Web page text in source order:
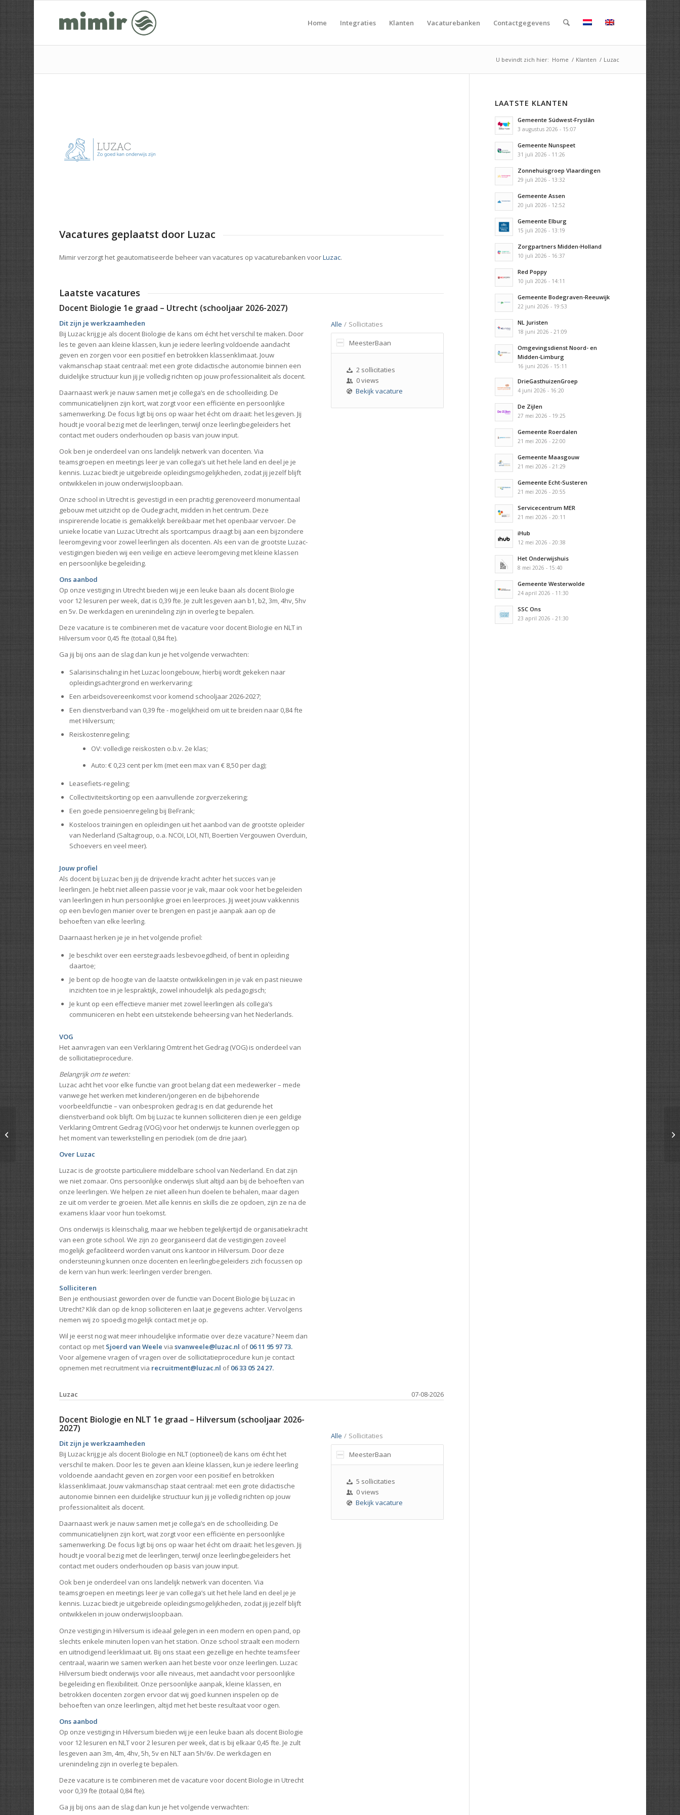
Home Integraties Klanten Vacaturebanken Contactgegevens
U bevindt zich hier: Home / Klanten / Luzac
Vacatures geplaatst door Luzac
Mimir verzorgt het geautomatiseerde beheer van vacatures op vacaturebanken voorLuzac.
Laatste vacatures
Docent Biologie 1e graad – Utrecht (schooljaar 2026-2027)
Dit zijn je werkzaamheden
Bij Luzac krijg je als docent Biologie de kans om écht het verschil te maken. Door
les te geven aan kleine klassen, kun je iedere leerling voldoende aandacht
geven en zorgen voor een positief en betrokken klassenklimaat. Jouw
vakmanschap staat centraal: met een grote didactische autonomie binnen een
duidelijke structuur kun jij je volledig richten op jouw professionaliteit als docent.
Daarnaast werk je nauw samen met je collega’s en de schoolleiding. De
communicatielijnen zijn kort, wat zorgt voor een efficiënte en persoonlijke
samenwerking. De focus ligt bij ons op waar het écht om draait: het lesgeven. Jij
houdt je vooral bezig met de leerlingen, terwijl onze leerlingbegeleiders het
contact met ouders onderhouden op basis van jouw input.
Ook ben je onderdeel van ons landelijk netwerk van docenten. Via
teamsgroepen en meetings leer je van collega’s uit het hele land en deel je je
kennis. Luzac biedt je uitgebreide opleidingsmogelijkheden, zodat jij jezelf blijft
ontwikkelen in jouw onderwijsloopbaan.
Onze school in Utrecht is gevestigd in een prachtig gerenoveerd monumentaal
gebouw met uitzicht op de Oudegracht, midden in het centrum. Deze
inspirerende locatie is gemakkelijk bereikbaar met het openbaar vervoer. De
unieke locatie van Luzac Utrecht als sportcampus draagt bij aan een bijzondere
leeromgeving voor zowel leerlingen als docenten. Als een van de grootste Luzac-
vestigingen bieden wij een veilige en actieve leeromgeving met kleine klassen
en persoonlijke begeleiding.
Ons aanbod
Op onze vestiging in Utrecht bieden wij je een leuke baan als docent Biologie
voor 12 lesuren per week, dat is 0,39 fte. Je zult lesgeven aan b1, b2, 3m, 4hv, 5hv
en 5v. De werkdagen en urenindeling zijn in overleg te bepalen.
Deze vacature is te combineren met de vacature voor docent Biologie en NLT in
Hilversum voor 0,45 fte (totaal 0,84 fte).
Ga jij bij ons aan de slag dan kun je het volgende verwachten:
Salarisinschaling in het Luzac loongebouw, hierbij wordt gekeken naar
opleidingsachtergrond en werkervaring;
Een arbeidsovereenkomst voor komend schooljaar 2026-2027;
Een dienstverband van 0,39 fte - mogelijkheid om uit te breiden naar 0,84 fte
met Hilversum;
Reiskostenregeling;
OV: volledige reiskosten o.b.v. 2e klas;
Auto: € 0,23 cent per km (met een max van € 8,50 per dag);
Leasefiets-regeling;
Collectiviteitskorting op een aanvullende zorgverzekering;
Een goede pensioenregeling bij BeFrank;
Kosteloos trainingen en opleidingen uit het aanbod van de grootste opleider
van Nederland (Saltagroup, o.a. NCOI, LOI, NTI, Boertien Vergouwen Overduin,
Schoevers en veel meer).
Jouw profiel
Als docent bij Luzac ben jij de drijvende kracht achter het succes van je
leerlingen. Je hebt niet alleen passie voor je vak, maar ook voor het begeleiden
van leerlingen in hun persoonlijke groei en leerproces. Jij weet jouw vakkennis
op een bevlogen manier over te brengen en past je aanpak aan op de
behoeften van elke leerling.
Daarnaast herken je je in het volgende profiel:
Je beschikt over een eerstegraads lesbevoegdheid, of bent in opleiding
daartoe;
Je bent op de hoogte van de laatste ontwikkelingen in je vak en past nieuwe
inzichten toe in je lespraktijk, zowel inhoudelijk als pedagogisch;
Je kunt op een effectieve manier met zowel leerlingen als collega’s
communiceren en hebt een uitstekende beheersing van het Nederlands.
VOG
Het aanvragen van een Verklaring Omtrent het Gedrag (VOG) is onderdeel van
de sollicitatieprocedure.
Belangrijk om te weten:
Luzac acht het voor elke functie van groot belang dat een medewerker – mede
vanwege het werken met kinderen/jongeren en de bijbehorende
voorbeeldfunctie – van onbesproken gedrag is en dat gedurende het
dienstverband ook blijft. Om bij Luzac te kunnen solliciteren dien je een geldige
Verklaring Omtrent Gedrag (VOG) voor het onderwijs te kunnen overleggen op
het moment van tewerkstelling en periodiek (om de drie jaar).
Over Luzac
Luzac is de grootste particuliere middelbare school van Nederland. En dat zijn
we niet zomaar. Ons persoonlijke onderwijs sluit altijd aan bij de behoeften van
onze leerlingen. We helpen ze niet alleen hun doelen te behalen, maar dagen
ze uit om verder te groeien. Met alle kennis en skills die ze opdoen, zijn ze na de
examens klaar voor hun toekomst.
Ons onderwijs is kleinschalig, maar we hebben tegelijkertijd de organisatiekracht
van een grote school. We zijn zo georganiseerd dat de vestigingen zoveel
mogelijk gefaciliteerd worden vanuit ons kantoor in Hilversum. Door deze
ondersteuning kunnen onze docenten en leerlingbegeleiders zich focussen op
de kern van hun werk: leerlingen verder brengen.
Solliciteren
Ben je enthousiast geworden over de functie van Docent Biologie bij Luzac in
Utrecht? Klik dan op de knop solliciteren en laat je gegevens achter. Vervolgens
nemen wij zo spoedig mogelijk contact met je op.
Wil je eerst nog wat meer inhoudelijke informatie over deze vacature? Neem dan
contact op met Sjoerd van Weeleviasvanweele@luzac.nl of06 11 95 97 73.
Voor algemene vragen of vragen over de sollicitatieprocedure kun je contact
opnemen met recruitment via recruitment@luzac.nl of06 33 05 24 27.
Alle / Sollicitaties
MeesterBaan
2 sollicitaties
0 views
Bekijk vacature
07-08-2026
Luzac
Docent Biologie en NLT 1e graad – Hilversum (schooljaar 2026-
2027)
Dit zijn je werkzaamheden
Bij Luzac krijg je als docent Biologie en NLT (optioneel) de kans om écht het
verschil te maken. Door les te geven aan kleine klassen, kun je iedere leerling
voldoende aandacht geven en zorgen voor een positief en betrokken
klassenklimaat. Jouw vakmanschap staat centraal: met een grote didactische
autonomie binnen een duidelijke structuur kun jij je volledig richten op jouw
professionaliteit als docent.
Daarnaast werk je nauw samen met je collega’s en de schoolleiding. De
communicatielijnen zijn kort, wat zorgt voor een efficiënte en persoonlijke
samenwerking. De focus ligt bij ons op waar het écht om draait: het lesgeven. Jij
houdt je vooral bezig met de leerlingen, terwijl onze leerlingbegeleiders het
contact met ouders onderhouden op basis van jouw input.
Ook ben je onderdeel van ons landelijk netwerk van docenten. Via
teamsgroepen en meetings leer je van collega’s uit het hele land en deel je je
kennis. Luzac biedt je uitgebreide opleidingsmogelijkheden, zodat jij jezelf blijft
ontwikkelen in jouw onderwijsloopbaan.
Onze vestiging in Hilversum is ideaal gelegen in een modern en open pand, op
slechts enkele minuten lopen van het station. Onze school straalt een modern
en uitnodigend leerklimaat uit. Bij ons staat een gezellige en hechte teamsfeer
centraal, waarin we samen werken aan het beste voor onze leerlingen. Luzac
Hilversum biedt onderwijs voor alle niveaus, met aandacht voor persoonlijke
begeleiding en flexibiliteit. Onze persoonlijke aanpak, kleine klassen, en
betrokken docenten zorgen ervoor dat wij goed kunnen inspelen op de
behoeften van onze leerlingen, altijd met het beste resultaat voor ogen.
Ons aanbod
Op onze vestiging in Hilversum bieden wij je een leuke baan als docent Biologie
voor 12 lesuren en NLT voor 2 lesuren per week, dat is bij elkaar 0,45 fte. Je zult
lesgeven aan 3m, 4m, 4hv, 5h, 5v en NLT aan 5h/6v. De werkdagen en
urenindeling zijn in overleg te bepalen.
Deze vacature is te combineren met de vacature voor docent Biologie in Utrecht
voor 0,39 fte (totaal 0,84 fte).
Ga jij bij ons aan de slag dan kun je het volgende verwachten:
Alle / Sollicitaties
MeesterBaan
5 sollicitaties
0 views
Bekijk vacature
LAATSTE KLANTEN
Gemeente Súdwest-Fryslân
3 augustus 2026 - 15:07
Gemeente Nunspeet
31 juli 2026 - 11:26
Zonnehuisgroep Vlaardingen
29 juli 2026 - 13:32
Gemeente Assen
20 juli 2026 - 12:52
Gemeente Elburg
15 juli 2026 - 13:19
Zorgpartners Midden-Holland
10 juli 2026 - 16:37
Red Poppy
10 juli 2026 - 14:11
Gemeente Bodegraven-Reeuwijk
22 juni 2026 - 19:53
NL Juristen
18 juni 2026 - 21:09
Omgevingsdienst Noord- en
Midden-Limburg
16 juni 2026 - 15:11
DrieGasthuizenGroep
4 juni 2026 - 16:20
De Zijlen
27 mei 2026 - 19:25
Gemeente Roerdalen
21 mei 2026 - 22:00
Gemeente Maasgouw
21 mei 2026 - 21:29
Gemeente Echt-Susteren
21 mei 2026 - 20:55
Servicecentrum MER
21 mei 2026 - 20:11
iHub
12 mei 2026 - 20:38
Het Onderwijshuis
8 mei 2026 - 15:40
Gemeente Westerwolde
24 april 2026 - 11:30
SSC Ons
23 april 2026 - 21:30
FIXX Recruitment